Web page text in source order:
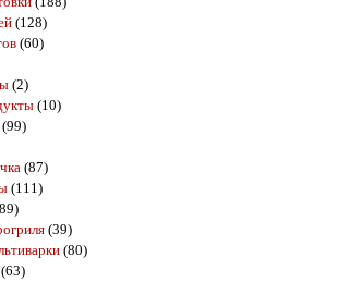
(128)
(60)
(2)
(10)
(99)
(87)
(111)
(39)
(80)
(63)